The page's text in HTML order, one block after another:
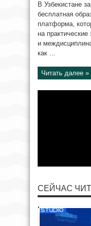
В Узбекистане
бесплатная
платформа,
на практические
и
как ...
Читать далее »
СЕЙЧАС